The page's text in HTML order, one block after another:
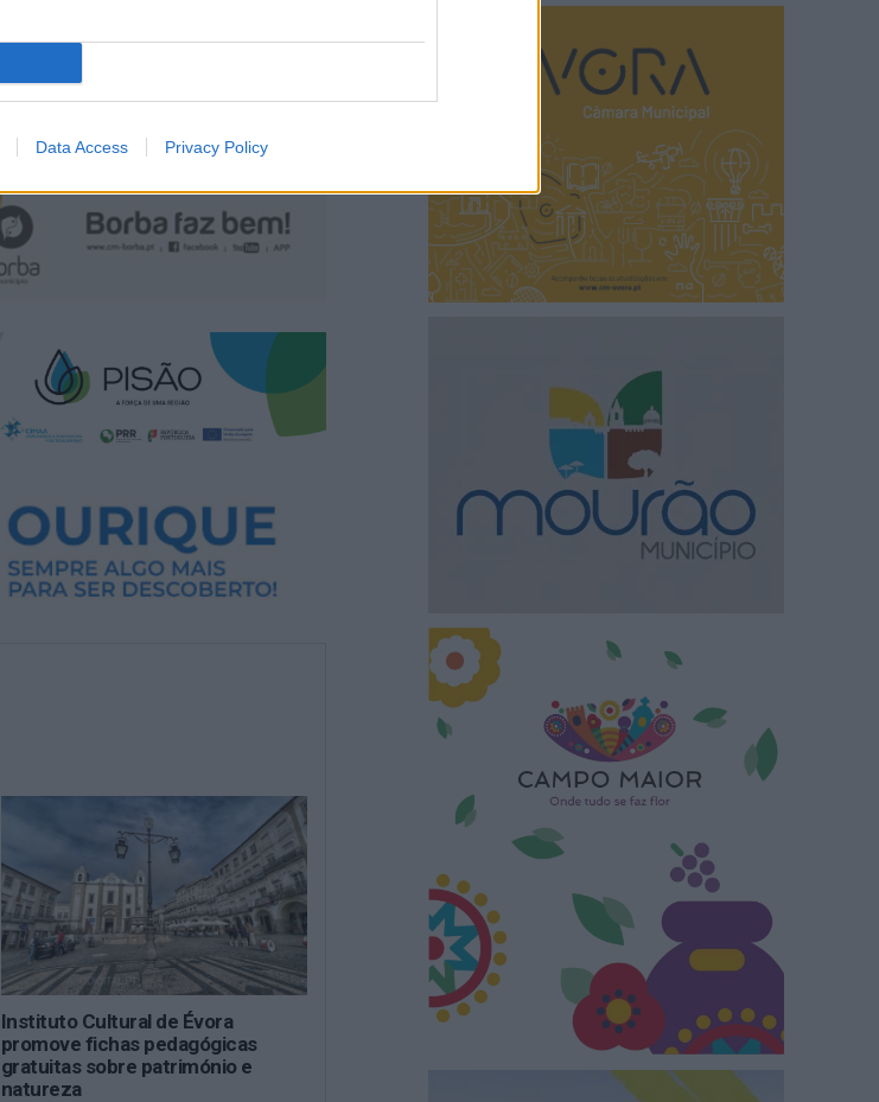
Data Access Privacy Policy
Instituto Cultural de Évora
promove fichas pedagógicas
gratuitas sobre património e
natureza